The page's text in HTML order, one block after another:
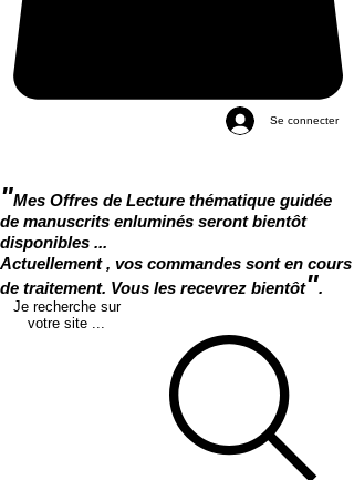
Se connecter
"Mes Offres de Lecture thématique guidée
de manuscrits enluminés seront bientôt
disponibles ...
Actuellement , vos commandes sont en cours
de traitement. Vous les recevrez bientôt".
Je recherche sur
votre site ...